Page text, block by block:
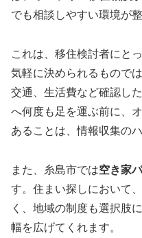
でも相談しやすい環境が
これは、移住検討者にと
気軽に決められるもので
交通、生活費など確認し
へ何度も足を運ぶ前に、
あることは、情報収集の
また、糸島市では空き家
す。住まい探しにおいて
く、地域の制度も選択肢
幅を広げてくれます。